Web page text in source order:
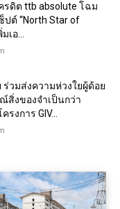
รดิต ttb absolute โฉม
ต์ “North Star of
เอ...
ร่วมส่งความห่วงใยผู้ด้อย
สิ่งของจำเป็นกว่า
งการ GIV...